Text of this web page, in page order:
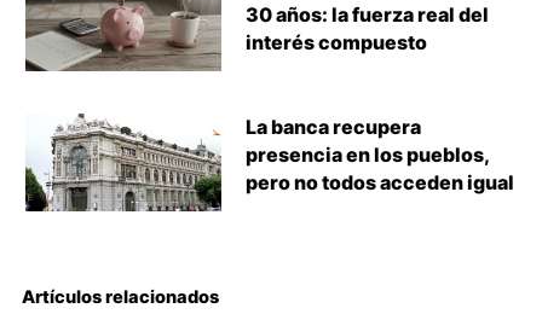
30 años: la fuerza real del
interés compuesto
La banca recupera
presencia en los pueblos,
pero no todos acceden igual
Artículos relacionados